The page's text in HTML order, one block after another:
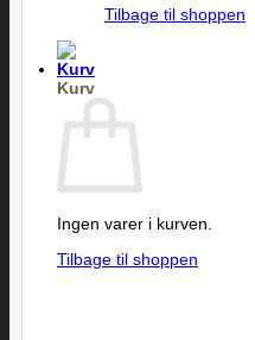
Tilbage til shoppen
Kurv
Ingen varer i kurven.
Tilbage til shoppen